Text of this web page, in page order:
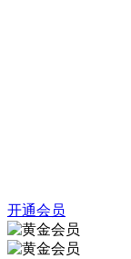
开通会员